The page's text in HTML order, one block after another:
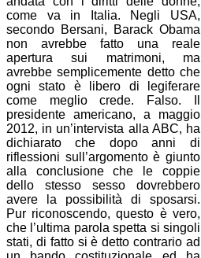
come va in Italia. Negli USA,
secondo Bersani, Barack Obama
non avrebbe fatto una reale
apertura sui matrimoni, ma
avrebbe semplicemente detto che
ogni stato è libero di legiferare
come meglio crede. Falso. Il
presidente americano, a maggio
2012, in un’intervista alla ABC, ha
dichiarato che dopo anni di
riflessioni sull’argomento è giunto
alla conclusione che le coppie
dello stesso sesso dovrebbero
avere la possibilità di sposarsi.
Pur riconoscendo, questo è vero,
che l’ultima parola spetta si singoli
stati, di fatto si è detto contrario ad